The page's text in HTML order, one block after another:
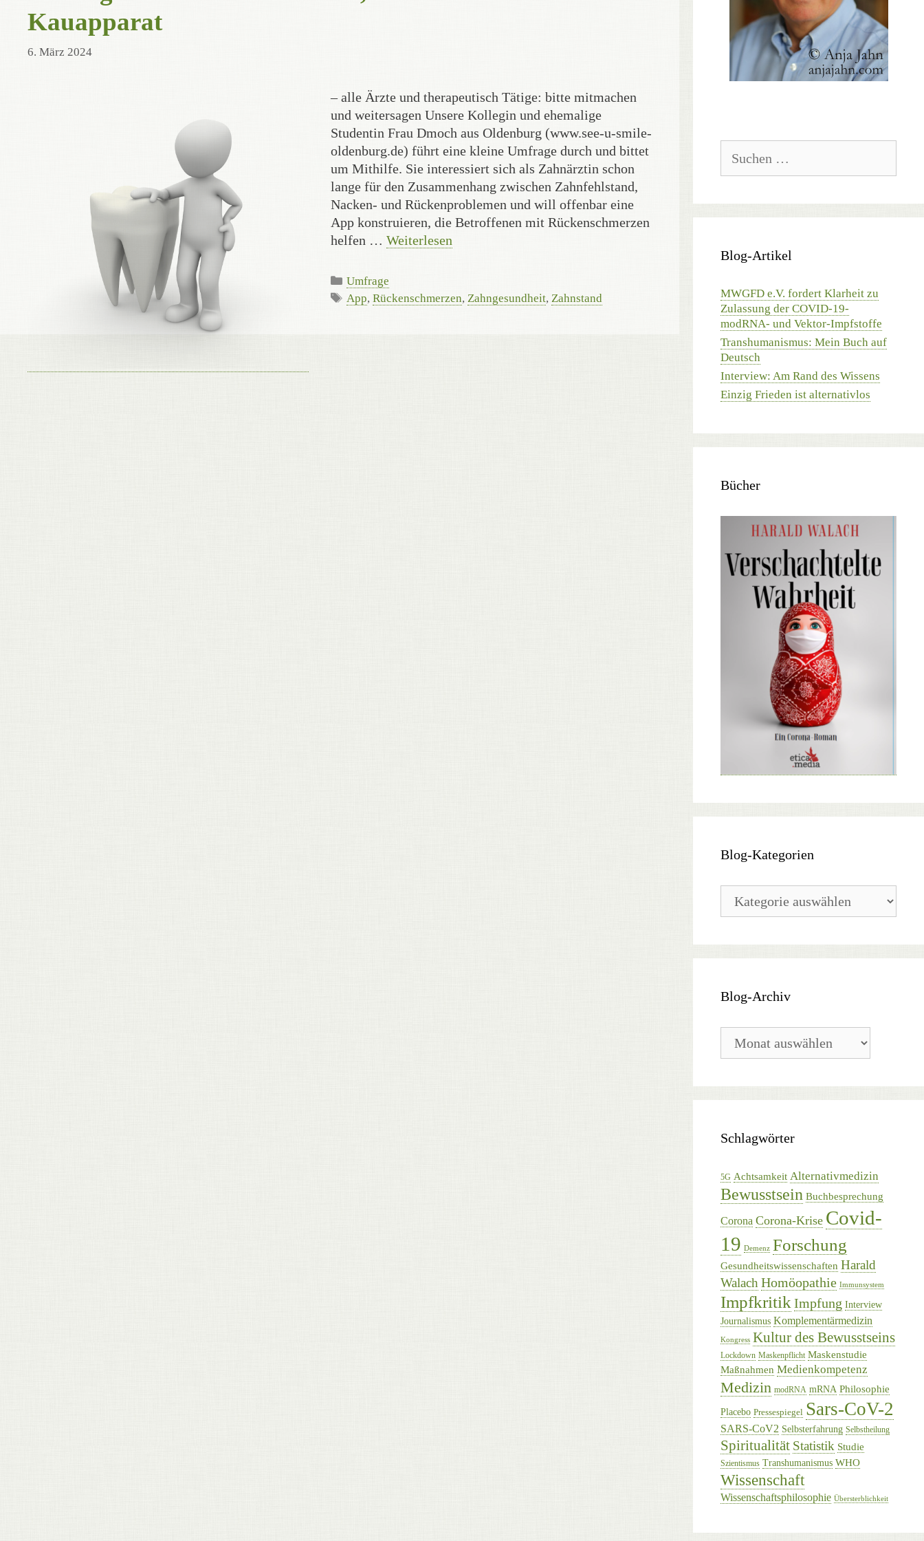
Kauapparat
6. März 2024
– alle Ärzte und therapeutisch Tätige: bitte mitmachen
und weitersagen Unsere Kollegin und ehemalige
Studentin Frau Dmoch aus Oldenburg (www.see-u-smile-
oldenburg.de) führt eine kleine Umfrage durch und bittet
um Mithilfe. Sie interessiert sich als Zahnärztin schon
lange für den Zusammenhang zwischen Zahnfehlstand,
Nacken- und Rückenproblemen und will offenbar eine
App konstruieren, die Betroffenen mit Rückenschmerzen
helfen … Weiterlesen
Kategorien
Umfrage
Schlagwörter
App, Rückenschmerzen, Zahngesundheit, Zahnstand
nach:
Blog-Artikel
MWGFD e.V. fordert Klarheit zu
Zulassung der COVID-19-
modRNA- und Vektor-Impfstoffe
Transhumanismus: Mein Buch auf
Deutsch
Interview: Am Rand des Wissens
Einzig Frieden ist alternativlos
Bücher
Blog-Kategorien
Kategorien
Blog-Archiv
Archiv
Schlagwörter
5G Achtsamkeit Alternativmedizin
Bewusstsein Buchbesprechung
Corona Corona-Krise Covid-
19 Demenz Forschung
Gesundheitswissenschaften Harald
Walach Homöopathie Immunsystem
Impfkritik Impfung Interview
Journalismus Komplementärmedizin
Kongress Kultur des Bewusstseins
Lockdown Maskenpflicht Maskenstudie
Maßnahmen Medienkompetenz
Medizin modRNA mRNA Philosophie
Placebo Pressespiegel Sars-CoV-2
SARS-CoV2 Selbsterfahrung Selbstheilung
Spiritualität Statistik Studie
Szientismus Transhumanismus WHO
Wissenschaft
Wissenschaftsphilosophie Übersterblichkeit